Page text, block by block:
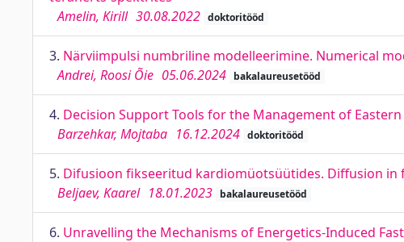
Amelin, Kirill 30.08.2022 doktoritööd
3. Närviimpulsi numbriline modelleerimine. Numerical
Andrei, Roosi Õie 05.06.2024 bakalaureusetööd
4. Decision Support Tools for the Management of
Barzehkar, Mojtaba 16.12.2024 doktoritööd
5. Difusioon fikseeritud kardiomüotsüütides. Diffusion in
Beljaev, Kaarel 18.01.2023 bakalaureusetööd
6. Unravelling the Mechanisms of Energetics-Induced